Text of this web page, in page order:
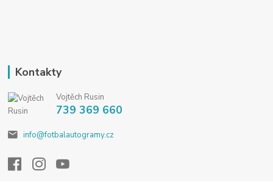
Kontakty
Vojtěch Rusin
739 369 660
info@fotbalautogramy.cz